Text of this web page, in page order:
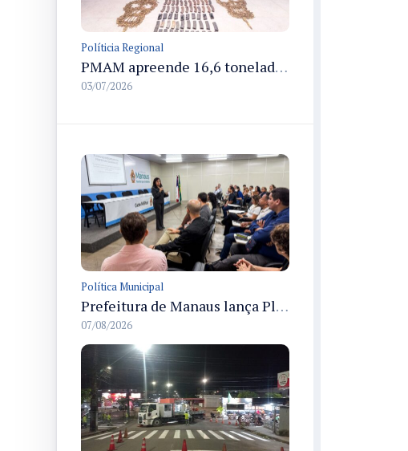
Políticia Regional
PMAM apreende 16,6 toneladas de entorpecentes e registra aumento nas prisões em flagrante e nas capturas de foragidos no primeiro semestre de 2026
03/07/2026
Política Municipal
Prefeitura de Manaus lança Plano de Integridade da CGM para o biênio 2027-2028 com diretrizes de governança e transparência
07/08/2026